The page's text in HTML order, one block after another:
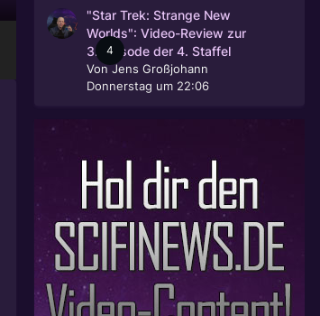
4
"Star Trek: Strange New
Worlds": Video-Review zur
3. Episode der 4. Staffel
VonJens Großjohann
Donnerstag um 22:06